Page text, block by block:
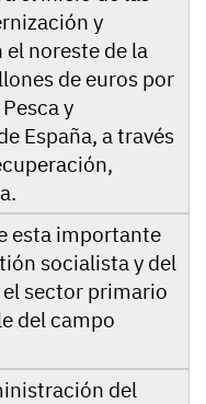
y
noreste de la
de euros por
y
España, a través
esta importante
socialista y del
sector primario
del campo
del